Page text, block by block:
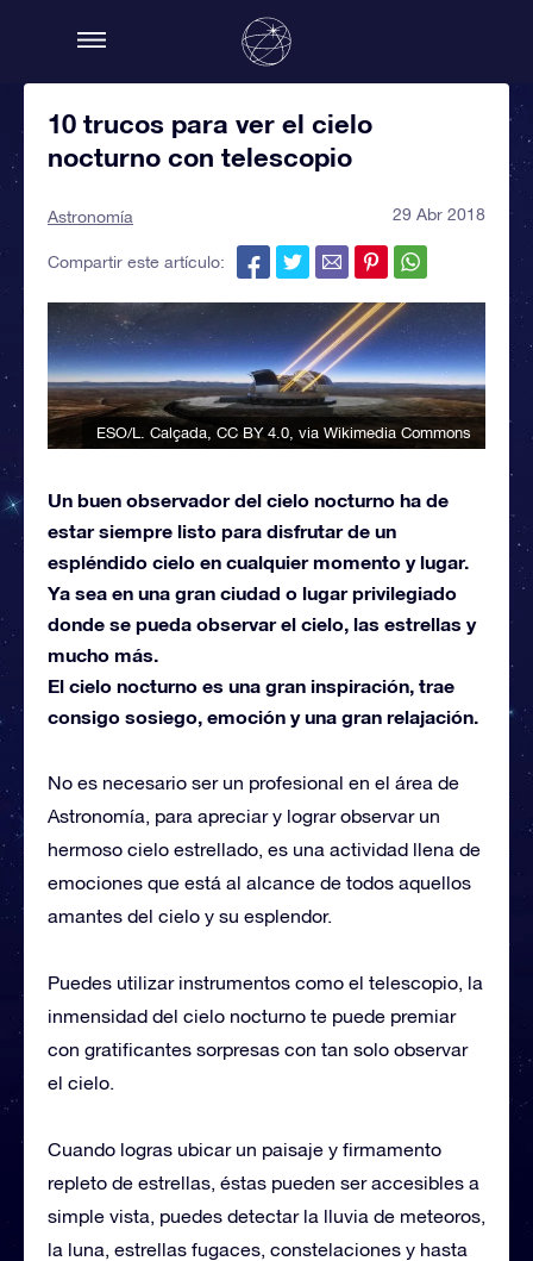
10 trucos para ver el cielo
nocturno con telescopio
Astronomía 29 Abr 2018
Compartir este artículo:
ESO/L. Calçada CC BY 4.0 , via Wikimedia Commons
Un buen observador del cielo nocturno ha de
estar siempre listo para disfrutar de un
espléndido cielo en cualquier momento y lugar.
Ya sea en una gran ciudad o lugar privilegiado
donde se pueda observar el cielo, las estrellas y
mucho más.
El cielo nocturno es una gran inspiración, trae
consigo sosiego, emoción y una gran relajación.
No es necesario ser un profesional en el área de
Astronomía, para apreciar y lograr observar un
hermoso cielo estrellado, es una actividad llena de
emociones que está al alcance de todos aquellos
amantes del cielo y su esplendor.
Puedes utilizar instrumentos como el telescopio, la
inmensidad del cielo nocturno te puede premiar
con gratificantes sorpresas con tan solo observar
el cielo.
Cuando logras ubicar un paisaje y firmamento
repleto de estrellas, éstas pueden ser accesibles a
simple vista, puedes detectar la lluvia de meteoros,
la luna, estrellas fugaces, constelaciones y hasta